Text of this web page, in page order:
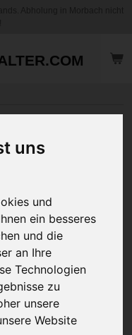
uns
und
ein besseres
und die
an Ihre
Technologien
zu
unsere
Website